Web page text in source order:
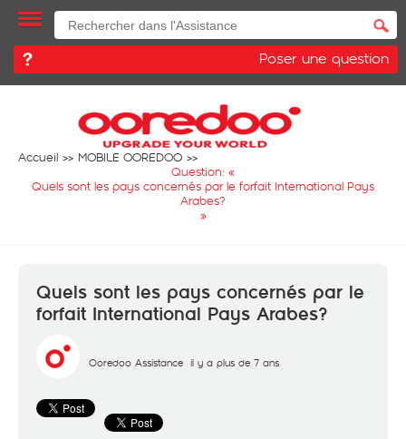
Poser une question
Accueil
MOBILE OOREDOO
Question: «
Quels sont les pays concernés par le forfait International Pays
Arabes?
»
Quels sont les pays concernés par le
forfait International Pays Arabes?
Ooredoo Assistance il y a plus de 7 ans